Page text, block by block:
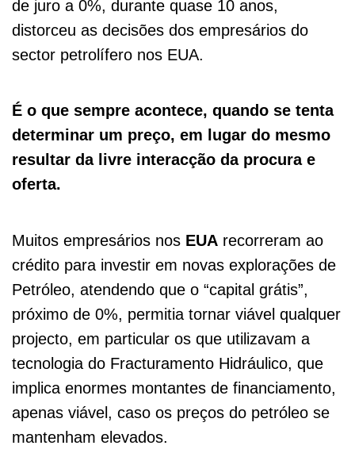
de juro a 0%, durante quase 10 anos,
distorceu as decisões dos empresários do
sector petrolífero nos EUA.
É o que sempre acontece, quando se tenta
determinar um preço, em lugar do mesmo
resultar da livre interacção da procura e
oferta.
Muitos empresários nos EUA recorreram ao
crédito para investir em novas explorações de
Petróleo, atendendo que o “capital grátis”,
próximo de 0%, permitia tornar viável qualquer
projecto, em particular os que utilizavam a
tecnologia do Fracturamento Hidráulico, que
implica enormes montantes de financiamento,
apenas viável, caso os preços do petróleo se
mantenham elevados.